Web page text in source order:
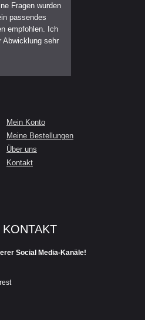
Fragen wurden
passendes
empfohlen. Ich
Abwicklung sehr
Mein Konto
Meine Bestellungen
Über uns
Kontakt
Social Media-Kanäle!